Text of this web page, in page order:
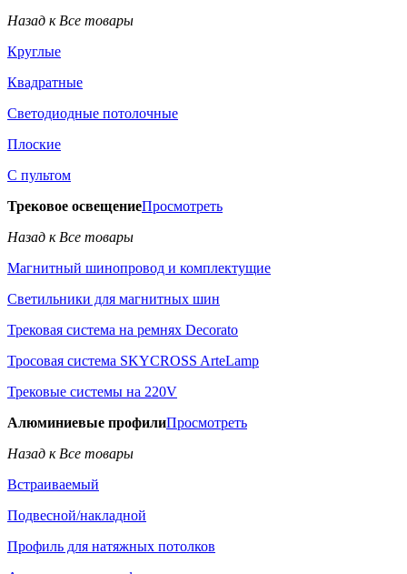
Назад к Все товары
Круглые
Квадратные
Светодиодные потолочные
Плоские
С пультом
Трековое освещениеПросмотреть
Назад к Все товары
Магнитный шинопровод и комплектущие
Светильники для магнитных шин
Трековая система на ремнях Decorato
Тросовая система SKYCROSS ArteLamp
Трековые системы на 220V
Алюминиевые профилиПросмотреть
Назад к Все товары
Встраиваемый
Подвесной/накладной
Профиль для натяжных потолков